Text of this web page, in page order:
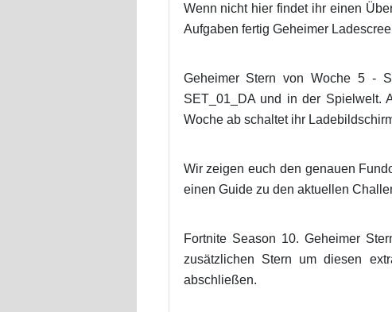
Wenn nicht hier findet ihr einen
Aufgaben fertig Geheimer
Geheimer Stern von Woche 5 -
SET_01_DA und in der Spielwelt.
Woche ab schaltet ihr
Wir zeigen euch den genauen
einen Guide zu den aktuellen
Fortnite Season 10. Geheimer
zusätzlichen Stern um diesen
abschließen.